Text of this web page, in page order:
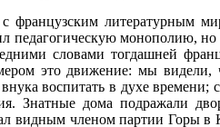
французским литературным
педагогическую монополию,
словами тогдашней
это движение: мы видели,
воспитать в духе
Знатные дома подражали
членом партии Горы в